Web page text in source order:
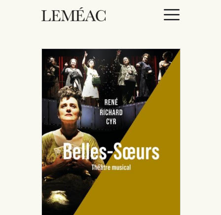
ACCUEIL
CATALOGUE
AUTEURICES
DROITS / RIGHTS
À PROPOS